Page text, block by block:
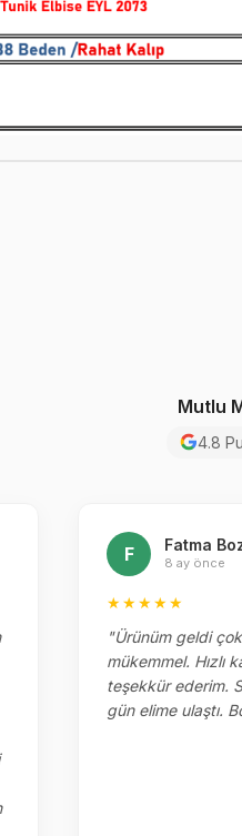
Mutlu
4.8
F Fatma
8 ay önce
★★★★★
"Ürünüm geldi çok
mükemmel. Hızlı
teşekkür ederim.
gün elime ulaştı.